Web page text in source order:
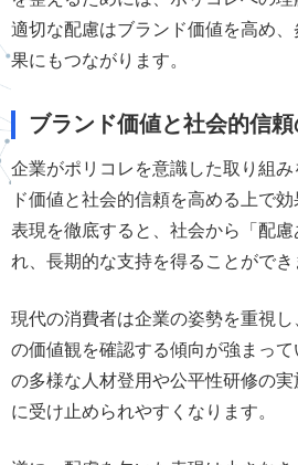
適切な配慮はブランド価値を高め
果にもつながります。
ブランド価値と社会的信
企業がポリコレを意識した取り組
ド価値と社会的信頼を高める上で
表現を徹底すると、社会から「配
れ、長期的な支持を得ることができ
現代の消費者は企業の姿勢を重視
の価値観を確認する傾向が強まっ
の多様な人材登用や公平性研修の
に受け止められやすくなります。